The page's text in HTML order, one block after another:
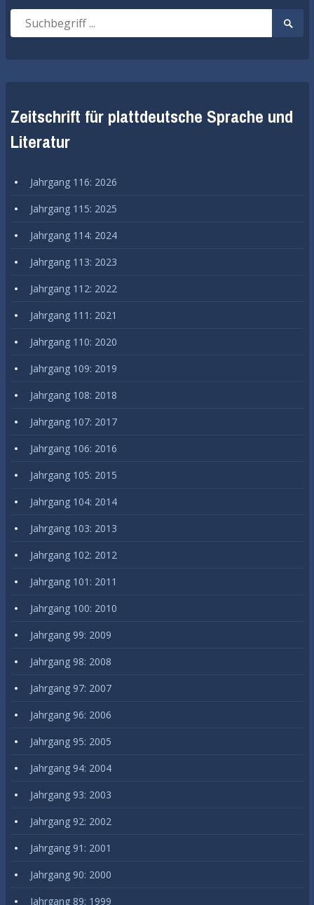
Suche
nach:
Suche
Zeitschrift für plattdeutsche Sprache und
Literatur
Jahrgang 116: 2026
Jahrgang 115: 2025
Jahrgang 114: 2024
Jahrgang 113: 2023
Jahrgang 112: 2022
Jahrgang 111: 2021
Jahrgang 110: 2020
Jahrgang 109: 2019
Jahrgang 108: 2018
Jahrgang 107: 2017
Jahrgang 106: 2016
Jahrgang 105: 2015
Jahrgang 104: 2014
Jahrgang 103: 2013
Jahrgang 102: 2012
Jahrgang 101: 2011
Jahrgang 100: 2010
Jahrgang 99: 2009
Jahrgang 98: 2008
Jahrgang 97: 2007
Jahrgang 96: 2006
Jahrgang 95: 2005
Jahrgang 94: 2004
Jahrgang 93: 2003
Jahrgang 92: 2002
Jahrgang 91: 2001
Jahrgang 90: 2000
Jahrgang 89: 1999